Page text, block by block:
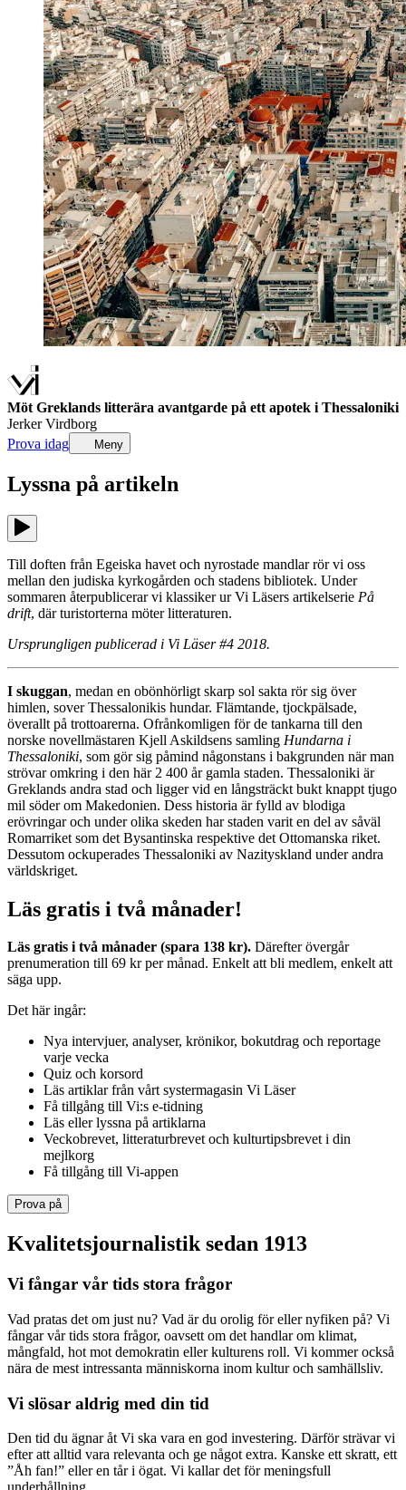
Möt Greklands litterära avantgarde på ett apotek i Thessaloniki
Jerker Virdborg
Prova idag
Meny
Lyssna på artikeln
Till doften från Egeiska havet och nyrostade mandlar rör vi oss
mellan den judiska kyrkogården och stadens bibliotek. Under
sommaren återpublicerar vi klassiker ur Vi Läsers artikelserie På
drift, där turistorterna möter litteraturen.
Ursprungligen publicerad i Vi Läser #4 2018.
I skuggan, medan en obönhörligt skarp sol sakta rör sig över
himlen, sover Thessalonikis hundar. Flämtande, tjockpälsade,
överallt på trottoarerna. Ofrånkomligen för de tankarna till den
norske novellmästaren Kjell Askildsens samling Hundarna i
Thessaloniki, som gör sig påmind någonstans i bakgrunden när man
strövar omkring i den här 2 400 år gamla staden. Thessaloniki är
Greklands andra stad och ligger vid en långsträckt bukt knappt tjugo
mil söder om Makedonien. Dess historia är fylld av blodiga
erövringar och under olika skeden har staden varit en del av såväl
Romarriket som det Bysantinska respektive det Ottomanska riket.
Dessutom ockuperades Thessaloniki av Nazityskland under andra
världskriget.
Läs gratis i två månader!
Läs gratis i två månader (spara 138 kr). Därefter övergår
prenumeration till 69 kr per månad. Enkelt att bli medlem, enkelt att
säga upp.
Det här ingår:
Nya intervjuer, analyser, krönikor, bokutdrag och reportage
varje vecka
Quiz och korsord
Läs artiklar från vårt systermagasin Vi Läser
Få tillgång till Vi:s e-tidning
Läs eller lyssna på artiklarna
Veckobrevet, litteraturbrevet och kulturtipsbrevet i din
mejlkorg
Få tillgång till Vi-appen
Prova på
Kvalitetsjournalistik sedan 1913
Vi fångar vår tids stora frågor
Vad pratas det om just nu? Vad är du orolig för eller nyfiken på? Vi
fångar vår tids stora frågor, oavsett om det handlar om klimat,
mångfald, hot mot demokratin eller kulturens roll. Vi kommer också
nära de mest intressanta människorna inom kultur och samhällsliv.
Vi slösar aldrig med din tid
Den tid du ägnar åt Vi ska vara en god investering. Därför strävar vi
efter att alltid vara relevanta och ge något extra. Kanske ett skratt, ett
”Åh fan!” eller en tår i ögat. Vi kallar det för meningsfull